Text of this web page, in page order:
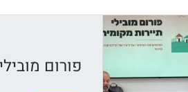
פורום